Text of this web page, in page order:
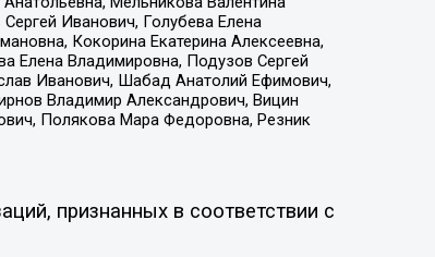
Иванович, Голубева Елена
Кокорина Екатерина Алексеевна,
Елена Владимировна, Подузов Сергей
Иванович, Шабад Анатолий Ефимович,
Владимир Александрович, Вицин
Полякова Мара Федоровна, Резник
признанных в соответствии с